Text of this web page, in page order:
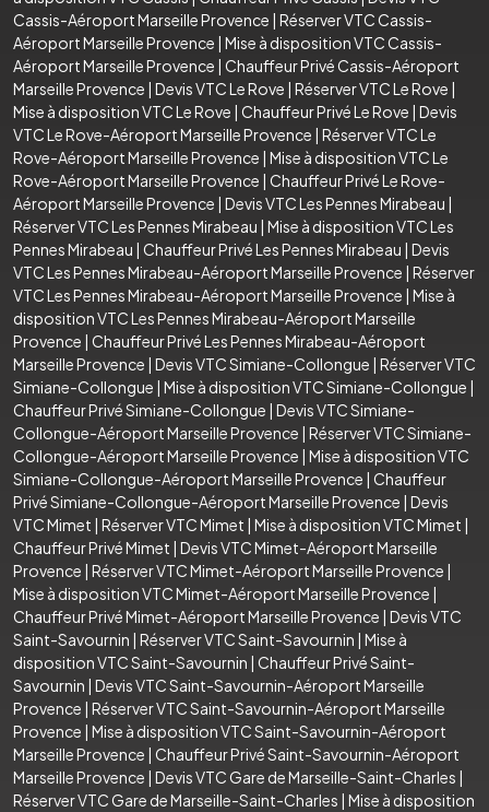
Cassis-Aéroport Marseille Provence | Réserver VTC Cassis-
Aéroport Marseille Provence | Mise à disposition VTC Cassis-
Aéroport Marseille Provence | Chauffeur Privé Cassis-Aéroport
Marseille Provence | Devis VTC Le Rove | Réserver VTC Le Rove |
Mise à disposition VTC Le Rove | Chauffeur Privé Le Rove | Devis
VTC Le Rove-Aéroport Marseille Provence | Réserver VTC Le
Rove-Aéroport Marseille Provence | Mise à disposition VTC Le
Rove-Aéroport Marseille Provence | Chauffeur Privé Le Rove-
Aéroport Marseille Provence | Devis VTC Les Pennes Mirabeau |
Réserver VTC Les Pennes Mirabeau | Mise à disposition VTC Les
Pennes Mirabeau | Chauffeur Privé Les Pennes Mirabeau | Devis
VTC Les Pennes Mirabeau-Aéroport Marseille Provence | Réserver
VTC Les Pennes Mirabeau-Aéroport Marseille Provence | Mise à
disposition VTC Les Pennes Mirabeau-Aéroport Marseille
Provence | Chauffeur Privé Les Pennes Mirabeau-Aéroport
Marseille Provence | Devis VTC Simiane-Collongue | Réserver VTC
Simiane-Collongue | Mise à disposition VTC Simiane-Collongue |
Chauffeur Privé Simiane-Collongue | Devis VTC Simiane-
Collongue-Aéroport Marseille Provence | Réserver VTC Simiane-
Collongue-Aéroport Marseille Provence | Mise à disposition VTC
Simiane-Collongue-Aéroport Marseille Provence | Chauffeur
Privé Simiane-Collongue-Aéroport Marseille Provence | Devis
VTC Mimet | Réserver VTC Mimet | Mise à disposition VTC Mimet |
Chauffeur Privé Mimet | Devis VTC Mimet-Aéroport Marseille
Provence | Réserver VTC Mimet-Aéroport Marseille Provence |
Mise à disposition VTC Mimet-Aéroport Marseille Provence |
Chauffeur Privé Mimet-Aéroport Marseille Provence | Devis VTC
Saint-Savournin | Réserver VTC Saint-Savournin | Mise à
disposition VTC Saint-Savournin | Chauffeur Privé Saint-
Savournin | Devis VTC Saint-Savournin-Aéroport Marseille
Provence | Réserver VTC Saint-Savournin-Aéroport Marseille
Provence | Mise à disposition VTC Saint-Savournin-Aéroport
Marseille Provence | Chauffeur Privé Saint-Savournin-Aéroport
Marseille Provence | Devis VTC Gare de Marseille-Saint-Charles |
Réserver VTC Gare de Marseille-Saint-Charles | Mise à disposition